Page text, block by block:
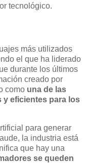
tecnológico.
más utilizados
el que ha liderado
durante los últimos
creado por
como una de las
y eficientes para los
para generar
la industria está
que hay una
se queden